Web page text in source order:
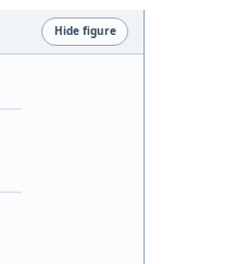
Hide figure